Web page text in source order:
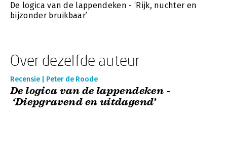
De logica van de lappendeken - ‘Rijk, nuchter en
bijzonder bruikbaar’
Over dezelfde auteur
Recensie | Peter de Roode
De logica van de lappendeken -
‘Diepgravend en uitdagend’